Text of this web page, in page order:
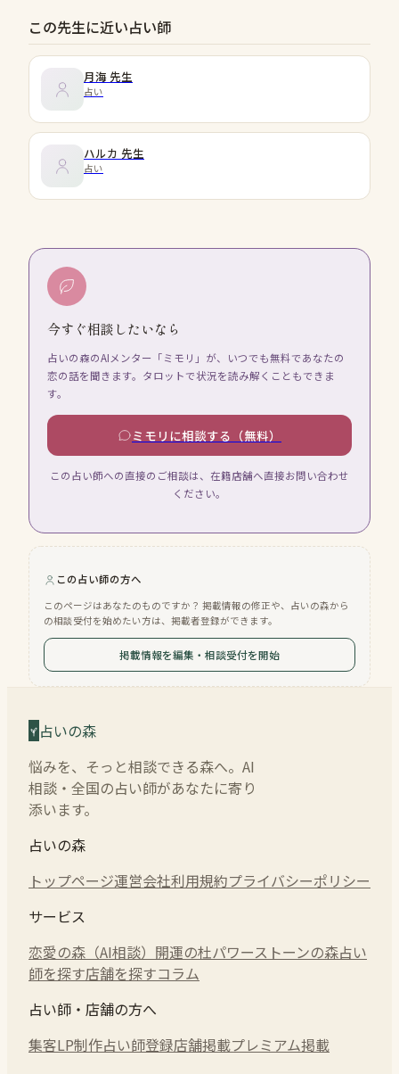
この先生に近い占い師
月海 先生
占い
ハルカ 先生
占い
今すぐ相談したいなら
占いの森のAIメンター「ミモリ」が、いつでも無料であなたの
恋の話を聞きます。タロットで状況を読み解くこともできま
す。
ミモリに相談する（無料）
この占い師への直接のご相談は、在籍店舗へ直接お問い合わせ
ください。
この占い師の方へ
このページはあなたのものですか？ 掲載情報の修正や、占いの森から
の相談受付を始めたい方は、掲載者登録ができます。
掲載情報を編集・相談受付を開始
占いの森
悩みを、そっと相談できる森へ。AI
相談・全国の占い師があなたに寄り
添います。
占いの森
トップページ運営会社利用規約プライバシーポリシー
サービス
恋愛の森（AI相談） 開運の杜パワーストーンの森占い
師を探す店舗を探すコラム
占い師・店舗の方へ
集客LP制作占い師登録店舗掲載プレミアム掲載